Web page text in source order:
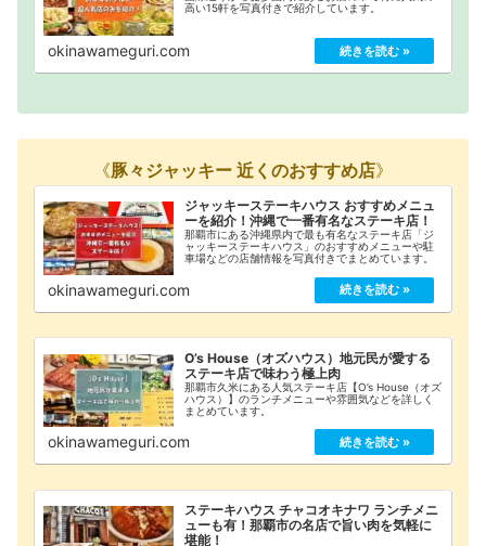
高い15軒を写真付きで紹介しています。
okinawameguri.com
《豚々ジャッキー 近くのおすすめ店》
ジャッキーステーキハウス おすすめメニュ
ーを紹介！沖縄で一番有名なステーキ店！
那覇市にある沖縄県内で最も有名なステーキ店「ジ
ャッキーステーキハウス」のおすすめメニューや駐
車場などの店舗情報を写真付きでまとめています。
okinawameguri.com
O’s House（オズハウス）地元民が愛する
ステーキ店で味わう極上肉
那覇市久米にある人気ステーキ店【O’s House（オズ
ハウス）】のランチメニューや雰囲気などを詳しく
まとめています。
okinawameguri.com
ステーキハウス チャコオキナワ ランチメニ
ューも有！那覇市の名店で旨い肉を気軽に
堪能！